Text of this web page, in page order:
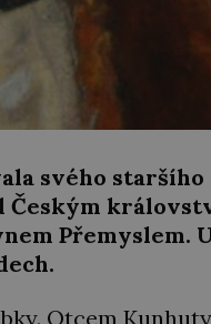
svého staršího
Českým
Přemyslem.
Otcem